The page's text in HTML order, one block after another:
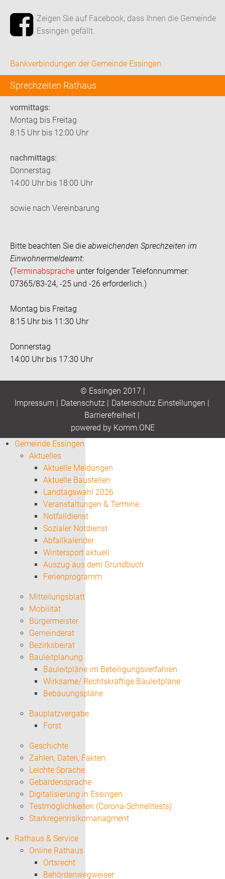
Zeigen Sie auf Facebook, dass Ihnen die Gemeinde
Essingen gefällt.
Bankverbindungen der Gemeinde Essingen
Sprechzeiten Rathaus
vormittags:
Montag bis Freitag
8:15 Uhr bis 12:00 Uhr
nachmittags:
Donnerstag
14:00 Uhr bis 18:00 Uhr
sowie nach Vereinbarung
Bitte beachten Sie die abweichenden Sprechzeiten im
Einwohnermeldeamt:
(Terminabsprache unter folgender Telefonnummer:
07365/83-24, -25 und -26 erforderlich.)
Montag bis Freitag
8:15 Uhr bis 11:30 Uhr
Donnerstag
14:00 Uhr bis 17:30 Uhr
© Essingen 2017 |
Impressum | Datenschutz| Datenschutz Einstellungen |
Barrierefreiheit|
powered by Komm.ONE
Gemeinde Essingen
Aktuelles
Aktuelle Meldungen
Aktuelle Baustellen
Landtagswahl 2026
Veranstaltungen & Termine
Notfalldienst
Sozialer Notdienst
Abfallkalender
Wintersport aktuell
Auszug aus dem Grundbuch
Ferienprogramm
Mitteilungsblatt
Mobilität
Bürgermeister
Gemeinderat
Bezirksbeirat
Bauleitplanung
Bauleitpläne im Beteiligungsverfahren
Wirksame/ Rechtskräftige Bauleitpläne
Bebauungspläne
Bauplatzvergabe
Forst
Geschichte
Zahlen, Daten, Fakten
Leichte Sprache
Gebärdensprache
Digitalisierung in Essingen
Testmöglichkeiten (Corona-Schnelltests)
Starkregenrisikomanagment
Rathaus & Service
Online Rathaus
Ortsrecht
Behördenwegweiser